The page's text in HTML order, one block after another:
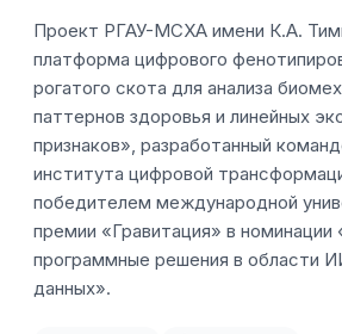
Проект РГАУ-МСХА имени К.А.
платформа цифрового
рогатого скота для анализа
паттернов здоровья и линейных
признаков», разработанный
института цифровой
победителем международной
премии «Гравитация» в номинации
программные решения в области
данных».